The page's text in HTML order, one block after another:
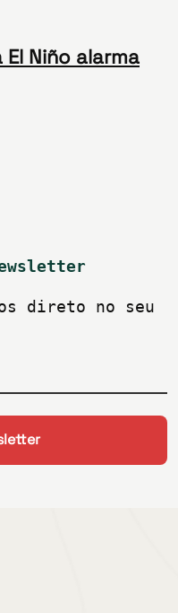
Niño alarma
direto no seu